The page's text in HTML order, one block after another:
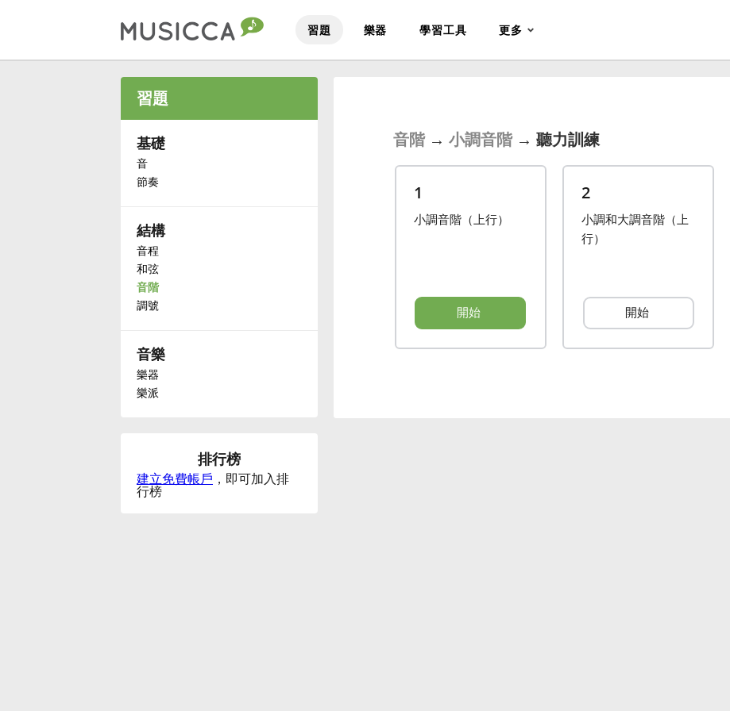
習題 樂器 學習工具 更多
Deutsch
हिन्दी
習題
基礎
音
節奏
結構
音程
和弦
音階
調號
音樂
樂器
樂派
排行榜
建立免費帳戶 ，即可加入排
行榜
音階→ 小調音階→ 聽力訓練
1
小調音階（上行）
開始
2
小調和大調音階（上
行）
開始